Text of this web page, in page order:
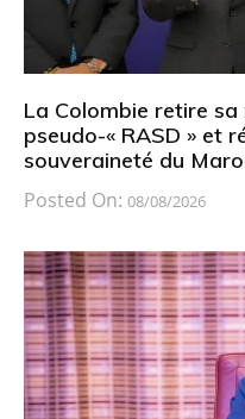
La Colombie retire
pseudo-« RASD » et
souveraineté du
Posted On: 08/08/2026